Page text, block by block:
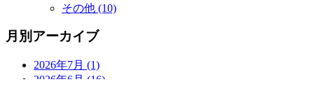
その他 (10)
月別アーカイブ
2026年7月 (1)
2026年6月 (16)